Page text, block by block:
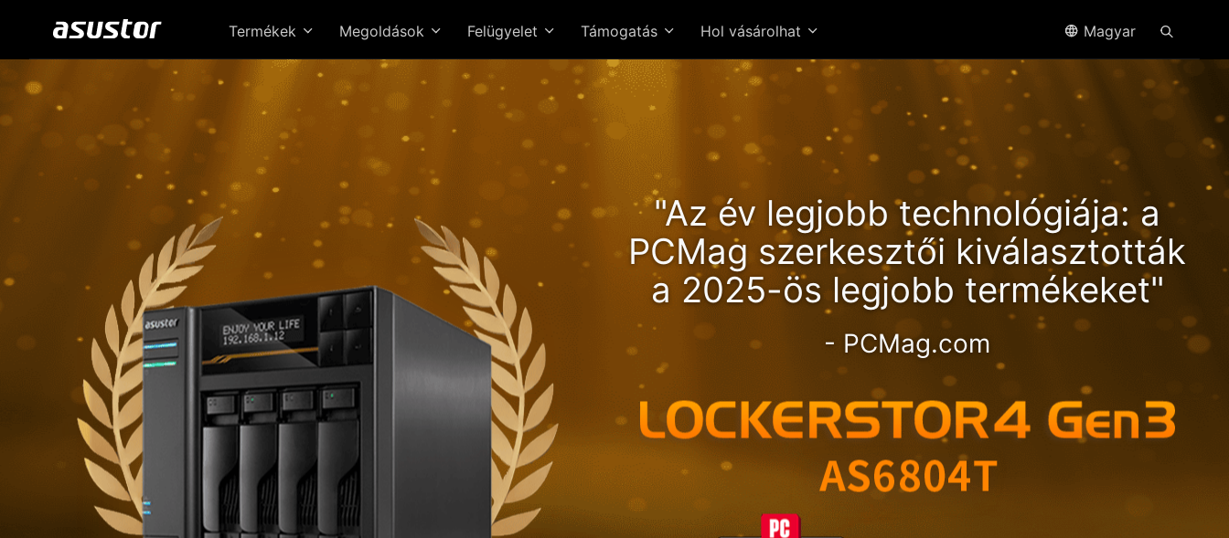
Termékek Megoldások Felügyelet Támogatás Hol vásárolhat Magyar
"Az év legjobb technológiája: a
PCMag szerkesztői kiválasztották
a 2025-ös legjobb termékeket"
- PCMag.com
A Lockerstor 24R Pro Gen2 –
Szárnyaló sebesség és Ryzen-
erő!
Magas értékű 2.5GbE NAS
Megbízható tárolás otthonra és
irodába